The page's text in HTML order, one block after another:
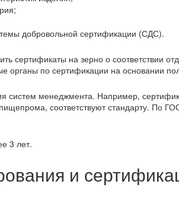
добровольной сертификации (СДС).
сертификаты на зерно о соответствии
органы по сертификации на основании
систем менеджмента. Например,
соответствуют стандарту. По
3 лет.
и